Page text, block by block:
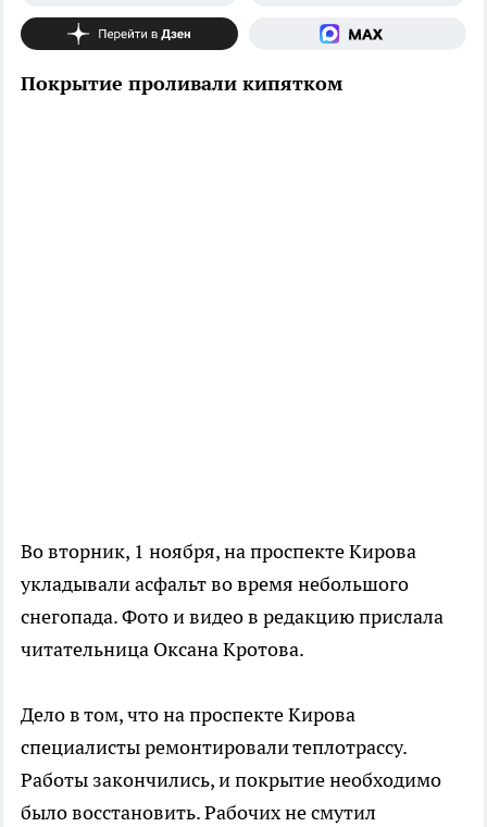
Покрытие проливали кипятком
Во вторник, 1 ноября, на проспекте Кирова
укладывали асфальт во время небольшого
снегопада. Фото и видео в редакцию прислала
читательница Оксана Кротова.
Дело в том, что на проспекте Кирова
специалисты ремонтировали теплотрассу.
Работы закончились, и покрытие необходимо
было восстановить. Рабочих не смутил